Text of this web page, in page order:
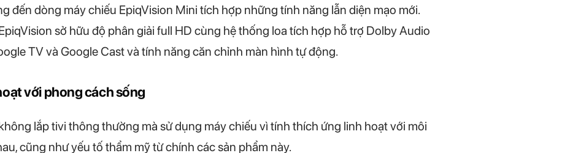
đến dòng máy chiếu EpiqVision Mini tích hợp những tính năng lẫn diện mạo mới.
sở hữu độ phân giải full HD cùng hệ thống loa tích hợp hỗ trợ Dolby Audio
TV và Google Cast và tính năng căn chỉnh màn hình tự động.
với phong cách sống
lắp tivi thông thường mà sử dụng máy chiếu vì tính thích ứng linh hoạt với môi
cũng như yếu tố thẩm mỹ từ chính các sản phẩm này.